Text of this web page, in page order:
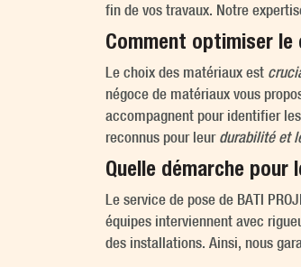
fin de vos travaux. Notre
Comment optimiser
Le choix des matériaux est
négoce de matériaux vous
accompagnent pour identifier
reconnus pour leur durabilité et
Quelle démarche pour
Le service de pose de BATI
équipes interviennent avec
des installations. Ainsi, nous